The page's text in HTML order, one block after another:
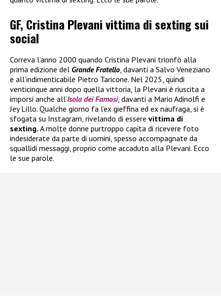
GF, Cristina Plevani vittima di sexting sui
social
Correva l’anno 2000 quando Cristina Plevani trionfò alla
prima edizione del Grande Fratello , davanti a Salvo Veneziano
e all’indimenticabile Pietro Taricone. Nel 2025, quindi
venticinque anni dopo quella vittoria, la Plevani è riuscita a
imporsi anche all’Isola dei Famosi, davanti a Mario Adinolfi e
Jey Lillo. Qualche giorno fa l’ex gieffina ed ex naufraga, si è
sfogata su Instagram, rivelando di essere vittima di
sexting. A molte donne purtroppo capita di ricevere foto
indesiderate da parte di uomini, spesso accompagnate da
squallidi messaggi, proprio come accaduto alla Plevani. Ecco
le sue parole.